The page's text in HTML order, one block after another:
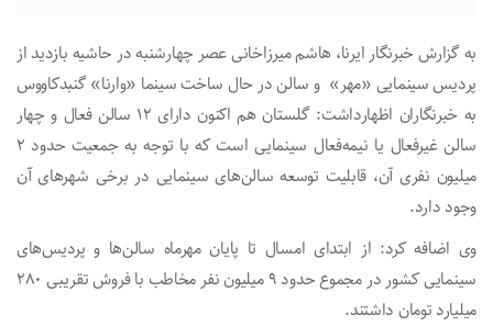
به گزارش خبرنگار ایرنا، هاشم میرزاخانی عصر چهارشنبه در حاشیه بازدید از
پردیس سینمایی «مهر» و سالن در حال ساخت سینما «وارنا» گنبدکاووس
به خبرنگاران اظهارداشت: گلستان هم اکنون دارای ۱۲ سالن فعال و چهار
سالن غیرفعال یا نیمه‌فعال سینمایی است که با توجه به جمعیت حدود ۲
میلیون نفری آن، قابلیت توسعه سالن‌های سینمایی در برخی شهرهای آن
وجود دارد.
وی اضافه کرد: از ابتدای امسال تا پایان مهرماه سالن‌ها و پردیس‌های
سینمایی کشور در مجموع حدود ۹ میلیون نفر مخاطب با فروش تقریبی ۲۸۰
میلیارد تومان داشتند.